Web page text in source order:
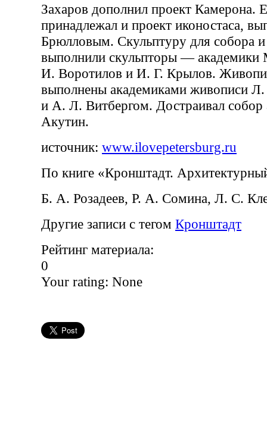
Захаров дополнил проект Камерона.
принадлежал и проект иконостаса,
Брюлловым. Скульптуру для собора
выполнили скульпторы —
И. Воротилов и И. Г. Крылов.
выполнены академиками живописи
и А. Л. Витбергом. Достраивал
Акутин.
источник: www.ilovepetersburg.ru
По книге «Кронштадт.
Б. А. Розадеев, Р. А. Сомина, Л. С.
Другие записи с тегом Кронштадт
Рейтинг материала:
0
Your rating: None